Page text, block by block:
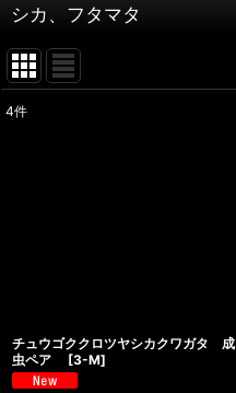
シカ、フタマタ
4件
チュウゴククロツヤシカクワガタ 成
虫ペア
[3-M]